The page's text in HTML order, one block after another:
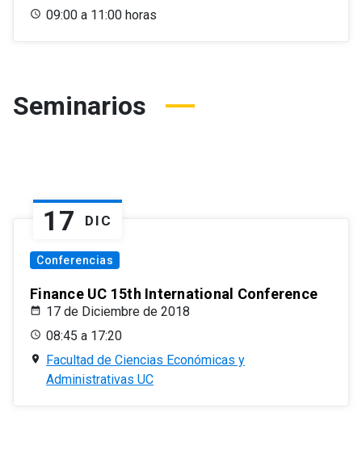
09:00 a 11:00 horas
Seminarios
17 DIC
Conferencias
Finance UC 15th International Conference
17 de Diciembre de 2018
08:45 a 17:20
Facultad de Ciencias Económicas y
Administrativas UC